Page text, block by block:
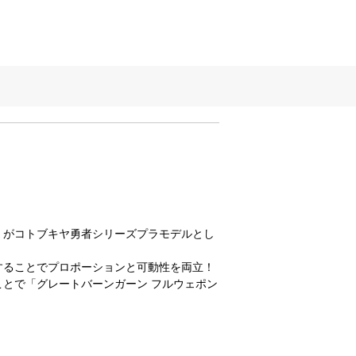
コトブキヤ勇者シリーズプラモデルとし
ことでプロポーションと可動性を両立！
で「グレートバーンガーン フルウェポン